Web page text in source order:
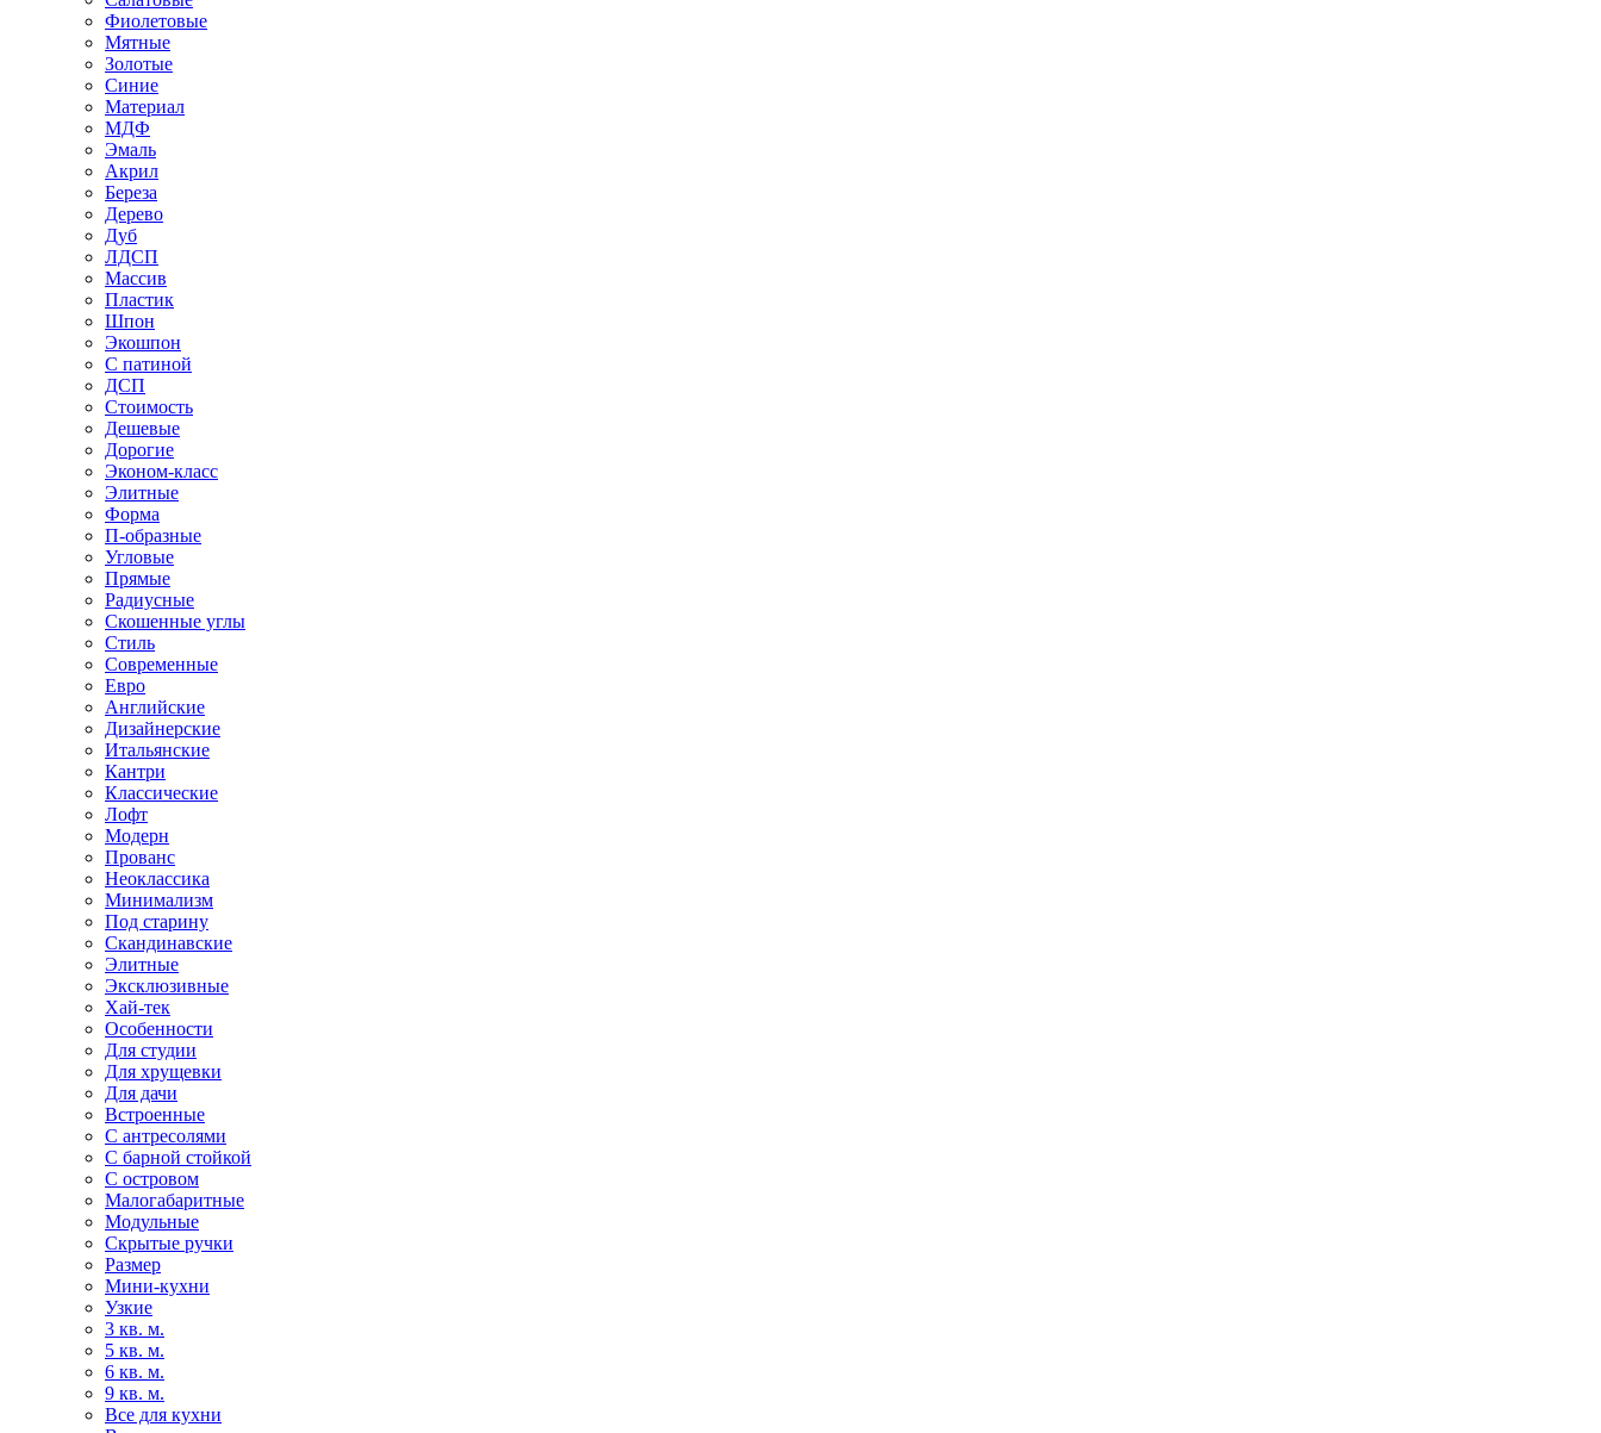
Фиолетовые
Мятные
Золотые
Синие
Материал
МДФ
Эмаль
Акрил
Береза
Дерево
Дуб
ЛДСП
Массив
Пластик
Шпон
Экошпон
С патиной
ДСП
Стоимость
Дешевые
Дорогие
Эконом-класс
Элитные
Форма
П-образные
Угловые
Прямые
Радиусные
Скошенные углы
Стиль
Современные
Евро
Английские
Дизайнерские
Итальянские
Кантри
Классические
Лофт
Модерн
Прованс
Неоклассика
Минимализм
Под старину
Скандинавские
Элитные
Эксклюзивные
Хай-тек
Особенности
Для студии
Для хрущевки
Для дачи
Встроенные
С антресолями
С барной стойкой
С островом
Малогабаритные
Модульные
Скрытые ручки
Размер
Мини-кухни
Узкие
3 кв. м.
5 кв. м.
6 кв. м.
9 кв. м.
Все для кухни